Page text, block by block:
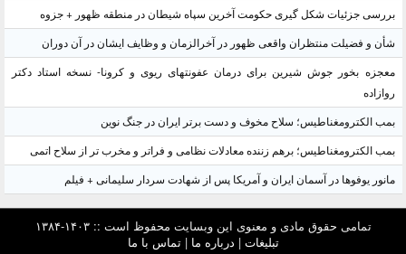
بررسی جزئیات شکل گیری حکومت آخرین سپاه شیطان در منطقه ظهور + جزوه
شأن و فضیلت منتظران واقعی ظهور در آخرالزمان و وظایف ایشان در آن دوران
معجزه بخور جوش شیرین برای درمان عفونتهای ریوی و کرونا- نسخه استاد دکتر
روازاده
بمب الکترومغناطیس؛ سلاح مخوف و دست برتر ایران در جنگ نوین
بمب الکترومغناطیس؛ برهم زننده معادلات نظامی و فراتر و مخرب تر از سلاح اتمی
مانور یوفوها در آسمان ایران و آمریکا پس از شهادت سردار سلیمانی + فیلم
تمامی حقوق مادی و معنوی این وبسایت محفوظ است :: ۱۴۰۳-۱۳۸۴
تبلیغات | درباره ما |تماس با ما